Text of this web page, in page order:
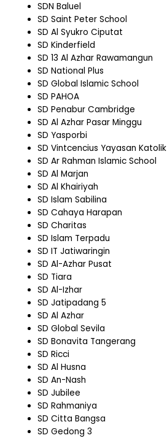
SDN Baluel
SD Saint Peter School
SD Al Syukro Ciputat
SD Kinderfield
SD 13 Al Azhar Rawamangun
SD National Plus
SD Global Islamic School
SD PAHOA
SD Penabur Cambridge
SD Al Azhar Pasar Minggu
SD Yasporbi
SD Vintcencius Yayasan Katolik
SD Ar Rahman Islamic School
SD Al Marjan
SD Al Khairiyah
SD Islam Sabilina
SD Cahaya Harapan
SD Charitas
SD Islam Terpadu
SD IT Jatiwaringin
SD Al-Azhar Pusat
SD Tiara
SD Al-Izhar
SD Jatipadang 5
SD Al Azhar
SD Global Sevila
SD Bonavita Tangerang
SD Ricci
SD Al Husna
SD An-Nash
SD Jubilee
SD Rahmaniya
SD Citta Bangsa
SD Gedong 3